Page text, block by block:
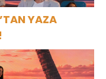
YAZA